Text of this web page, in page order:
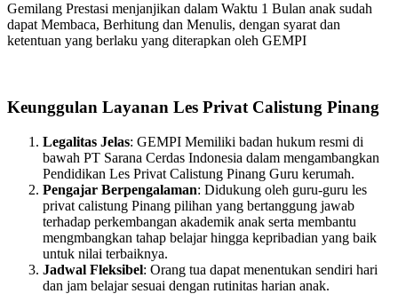
Gemilang Prestasi menjanjikan dalam Waktu 1 Bulan anak sudah
dapat Membaca, Berhitung dan Menulis, dengan syarat dan
ketentuan yang berlaku yang diterapkan oleh GEMPI
Keunggulan Layanan Les Privat Calistung Pinang
Legalitas Jelas: GEMPI Memiliki badan hukum resmi di
bawah PT Sarana Cerdas Indonesia dalam mengambangkan
Pendidikan Les Privat Calistung Pinang Guru kerumah.
Pengajar Berpengalaman: Didukung oleh guru-guru les
privat calistung Pinang pilihan yang bertanggung jawab
terhadap perkembangan akademik anak serta membantu
mengmbangkan tahap belajar hingga kepribadian yang baik
untuk nilai terbaiknya.
Jadwal Fleksibel: Orang tua dapat menentukan sendiri hari
dan jam belajar sesuai dengan rutinitas harian anak.